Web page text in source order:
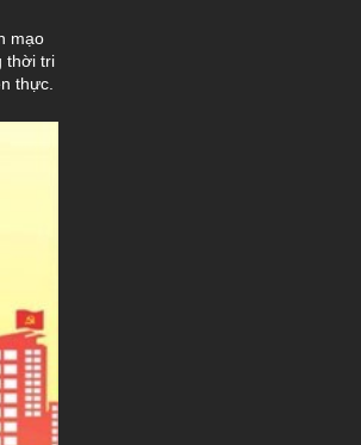
mạo
thời tri
thực.